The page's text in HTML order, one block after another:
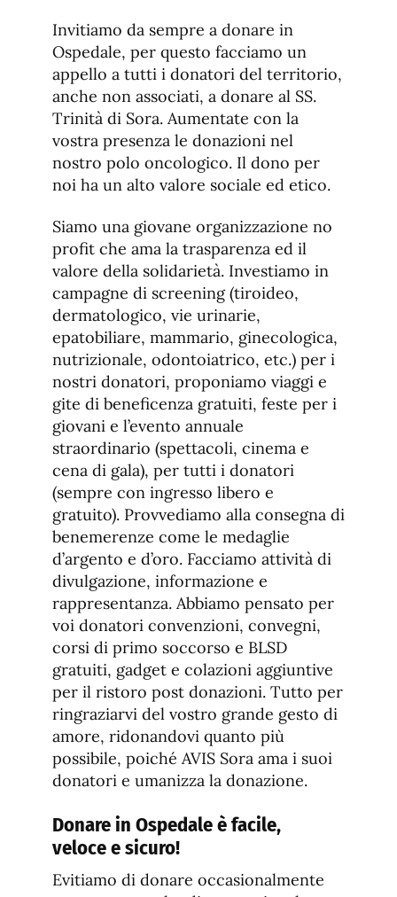
Invitiamo da sempre a donare in
Ospedale, per questo facciamo un
appello a tutti i donatori del territorio,
anche non associati, a donare al SS.
Trinità di Sora. Aumentate con la
vostra presenza le donazioni nel
nostro polo oncologico. Il dono per
noi ha un alto valore sociale ed etico.
Siamo una giovane organizzazione no
profit che ama la trasparenza ed il
valore della solidarietà. Investiamo in
campagne di screening (tiroideo,
dermatologico, vie urinarie,
epatobiliare, mammario, ginecologica,
nutrizionale, odontoiatrico, etc.) per i
nostri donatori, proponiamo viaggi e
gite di beneficenza gratuiti, feste per i
giovani e l’evento annuale
straordinario (spettacoli, cinema e
cena di gala), per tutti i donatori
(sempre con ingresso libero e
gratuito). Provvediamo alla consegna di
benemerenze come le medaglie
d’argento e d’oro. Facciamo attività di
divulgazione, informazione e
rappresentanza. Abbiamo pensato per
voi donatori convenzioni, convegni,
corsi di primo soccorso e BLSD
gratuiti, gadget e colazioni aggiuntive
per il ristoro post donazioni. Tutto per
ringraziarvi del vostro grande gesto di
amore, ridonandovi quanto più
possibile, poiché AVIS Sora ama i suoi
donatori e umanizza la donazione.
Donare in Ospedale è facile,
veloce e sicuro!
Evitiamo di donare occasionalmente